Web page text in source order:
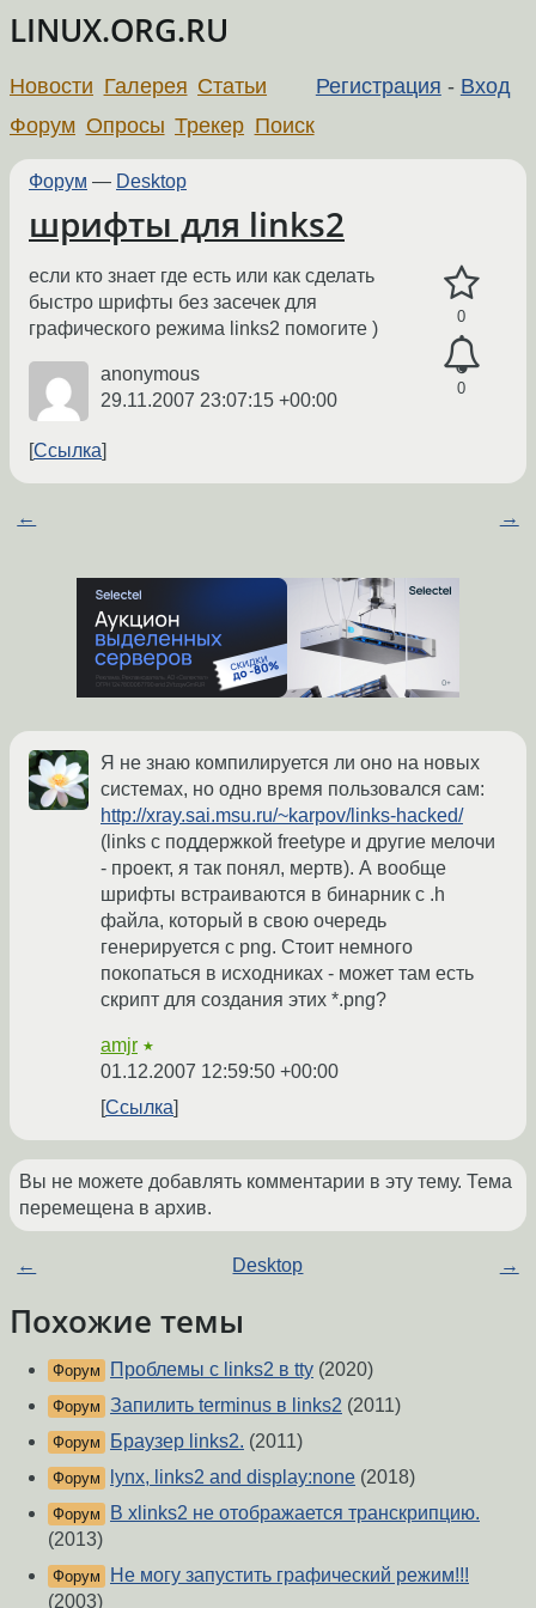
LINUX.ORG.RU
Регистрация - Вход
Новости Галерея Статьи
Форум Опросы Трекер Поиск
Форум — Desktop
шрифты для links2
0
0
если кто знает где есть или как сделать
быстро шрифты без засечек для
графического режима links2 помогите )
anonymous
29.11.2007 23:07:15 +00:00
Ссылка
← →
Я не знаю компилируется ли оно на новых
системах, но одно время пользовался сам:
http://xray.sai.msu.ru/~karpov/links-hacked/
(links с поддержкой freetype и другие мелочи
- проект, я так понял, мертв). А вообще
шрифты встраиваются в бинарник с .h
файла, который в свою очередь
генерируется с png. Стоит немного
покопаться в исходниках - может там есть
скрипт для создания этих *.png?
amjr ★
01.12.2007 12:59:50 +00:00
Ссылка
Вы не можете добавлять комментарии в эту тему. Тема
перемещена в архив.
← Desktop →
Похожие темы
Форум Проблемы с links2 в tty (2020)
Форум Запилить terminus в links2 (2011)
Форум Браузер links2. (2011)
Форум lynx, links2 and display:none (2018)
Форум
В xlinks2 не отображается транскрипцию.
(2013)
Форум
Не могу запустить графический режим!!!
(2003)